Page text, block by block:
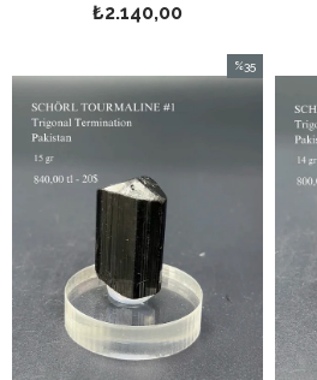
₺2.140,00
%35